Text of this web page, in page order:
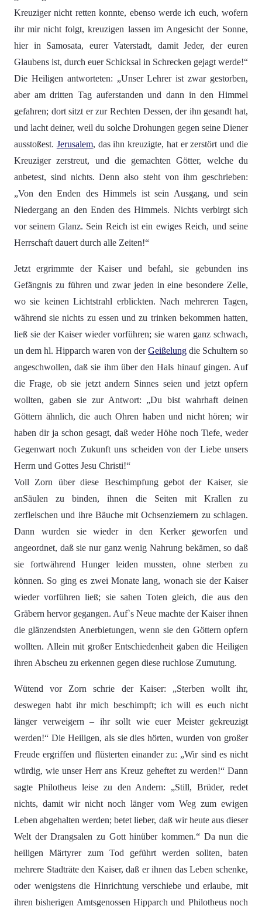
Kreuziger nicht retten konnte, ebenso werde ich euch, wofern
ihr mir nicht folgt, kreuzigen lassen im Angesicht der Sonne,
hier in Samosata, eurer Vaterstadt, damit Jeder, der euren
Glaubens ist, durch euer Schicksal in Schrecken gejagt werde!“
Die Heiligen antworteten: „Unser Lehrer ist zwar gestorben,
aber am dritten Tag auferstanden und dann in den Himmel
gefahren; dort sitzt er zur Rechten Dessen, der ihn gesandt hat,
und lacht deiner, weil du solche Drohungen gegen seine Diener
ausstoßest. Jerusalem, das ihn kreuzigte, hat er zerstört und die
Kreuziger zerstreut, und die gemachten Götter, welche du
anbetest, sind nichts. Denn also steht von ihm geschrieben:
„Von den Enden des Himmels ist sein Ausgang, und sein
Niedergang an den Enden des Himmels. Nichts verbirgt sich
vor seinem Glanz. Sein Reich ist ein ewiges Reich, und seine
Herrschaft dauert durch alle Zeiten!“
Jetzt ergrimmte der Kaiser und befahl, sie gebunden ins
Gefängnis zu führen und zwar jeden in eine besondere Zelle,
wo sie keinen Lichtstrahl erblickten. Nach mehreren Tagen,
während sie nichts zu essen und zu trinken bekommen hatten,
ließ sie der Kaiser wieder vorführen; sie waren ganz schwach,
un dem hl. Hipparch waren von derGeißelung die Schultern so
angeschwollen, daß sie ihm über den Hals hinauf gingen. Auf
die Frage, ob sie jetzt andern Sinnes seien und jetzt opfern
wollten, gaben sie zur Antwort: „Du bist wahrhaft deinen
Göttern ähnlich, die auch Ohren haben und nicht hören; wir
haben dir ja schon gesagt, daß weder Höhe noch Tiefe, weder
Gegenwart noch Zukunft uns scheiden von der Liebe unsers
Herrn und Gottes Jesu Christi!“
Voll Zorn über diese Beschimpfung gebot der Kaiser, sie
anSäulen zu binden, ihnen die Seiten mit Krallen zu
zerfleischen und ihre Bäuche mit Ochsenziemern zu schlagen.
Dann wurden sie wieder in den Kerker geworfen und
angeordnet, daß sie nur ganz wenig Nahrung bekämen, so daß
sie fortwährend Hunger leiden mussten, ohne sterben zu
können. So ging es zwei Monate lang, wonach sie der Kaiser
wieder vorführen ließ; sie sahen Toten gleich, die aus den
Gräbern hervor gegangen. Auf`s Neue machte der Kaiser ihnen
die glänzendsten Anerbietungen, wenn sie den Göttern opfern
wollten. Allein mit großer Entschiedenheit gaben die Heiligen
ihren Abscheu zu erkennen gegen diese ruchlose Zumutung.
Wütend vor Zorn schrie der Kaiser: „Sterben wollt ihr,
deswegen habt ihr mich beschimpft; ich will es euch nicht
länger verweigern – ihr sollt wie euer Meister gekreuzigt
werden!“ Die Heiligen, als sie dies hörten, wurden von großer
Freude ergriffen und flüsterten einander zu: „Wir sind es nicht
würdig, wie unser Herr ans Kreuz geheftet zu werden!“ Dann
sagte Philotheus leise zu den Andern: „Still, Brüder, redet
nichts, damit wir nicht noch länger vom Weg zum ewigen
Leben abgehalten werden; betet lieber, daß wir heute aus dieser
Welt der Drangsalen zu Gott hinüber kommen.“ Da nun die
heiligen Märtyrer zum Tod geführt werden sollten, baten
mehrere Stadträte den Kaiser, daß er ihnen das Leben schenke,
oder wenigstens die Hinrichtung verschiebe und erlaube, mit
ihren bisherigen Amtsgenossen Hipparch und Philotheus noch